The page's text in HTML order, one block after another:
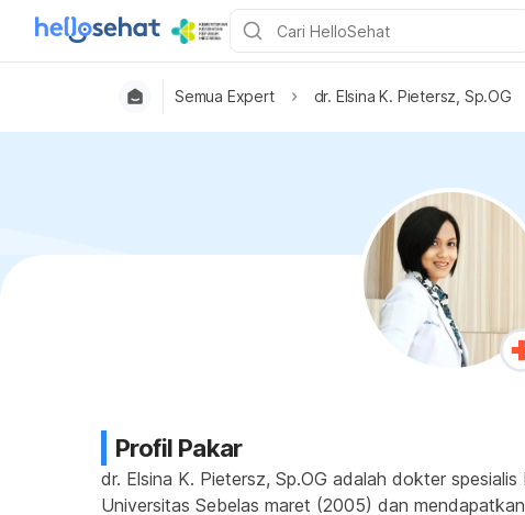
Semua Expert dr. Elsina K. Pietersz, Sp.OG
Profil Pakar
dr. Elsina K. Pietersz, Sp.OG adalah dokter
Universitas Sebelas maret (2005) dan